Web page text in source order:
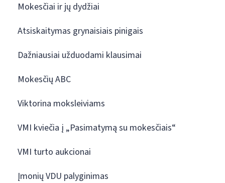
Mokesčiai ir jų dydžiai
Atsiskaitymas grynaisiais pinigais
Dažniausiai užduodami klausimai
Mokesčių ABC
Viktorina moksleiviams
VMI kviečia į „Pasimatymą su mokesčiais“
VMI turto aukcionai
Įmonių VDU palyginimas